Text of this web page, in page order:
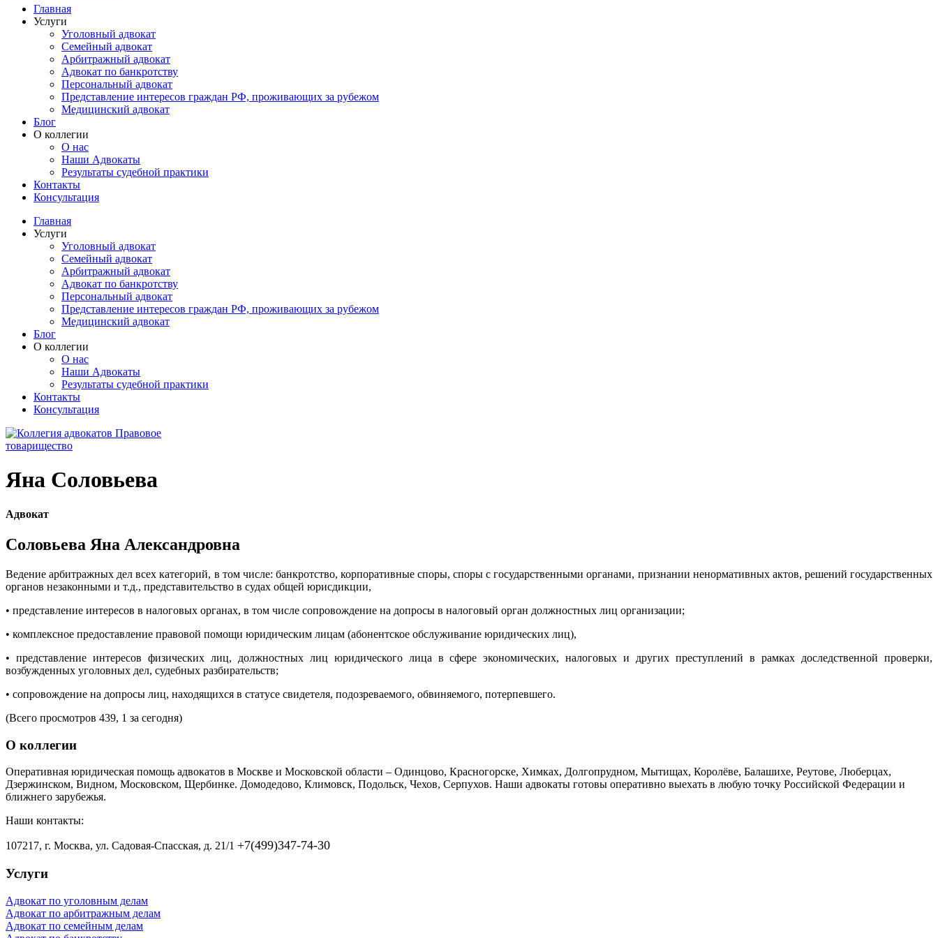
Главная
Услуги
Уголовный адвокат
Семейный адвокат
Арбитражный адвокат
Адвокат по банкротству
Персональный адвокат
Представление интересов граждан РФ, проживающих за рубежом
Медицинский адвокат
Блог
О коллегии
О нас
Наши Адвокаты
Результаты судебной практики
Контакты
Консультация
Главная
Услуги
Уголовный адвокат
Семейный адвокат
Арбитражный адвокат
Адвокат по банкротству
Персональный адвокат
Представление интересов граждан РФ, проживающих за рубежом
Медицинский адвокат
Блог
О коллегии
О нас
Наши Адвокаты
Результаты судебной практики
Контакты
Консультация
Яна Соловьева
Адвокат
Соловьева Яна Александровна
Ведение арбитражных дел всех категорий, в том числе: банкротство, корпоративные споры, споры с государственными органами, признании ненормативных актов, решений государственных
органов незаконными и т.д., представительство в судах общей юрисдикции,
• представление интересов в налоговых органах, в том числе сопровождение на допросы в налоговый орган должностных лиц организации;
• комплексное предоставление правовой помощи юридическим лицам (абонентское обслуживание юридических лиц),
• представление интересов физических лиц, должностных лиц юридического лица в сфере экономических, налоговых и других преступлений в рамках доследственной проверки,
возбужденных уголовных дел, судебных разбирательств;
• сопровождение на допросы лиц, находящихся в статусе свидетеля, подозреваемого, обвиняемого, потерпевшего.
(Всего просмотров 439, 1 за сегодня)
О коллегии
Оперативная юридическая помощь адвокатов в Москве и Московской области – Одинцово, Красногорске, Химках, Долгопрудном, Мытищах, Королёве, Балашихе, Реутове, Люберцах,
Дзержинском, Видном, Московском, Щербинке. Домодедово, Климовск, Подольск, Чехов, Серпухов. Наши адвокаты готовы оперативно выехать в любую точку Российской Федерации и
ближнего зарубежья.
Наши контакты:
107217, г. Москва, ул. Садовая-Спаcская, д. 21/1 +7(499)347-74-30
Услуги
Адвокат по уголовным делам
Адвокат по арбитражным делам
Адвокат по семейным делам